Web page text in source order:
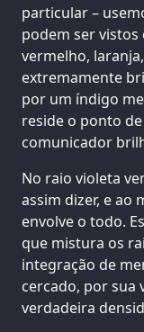
particular –
podem ser
vermelho,
extremamente
por um índigo
reside o ponto
comunicador
No raio violeta
assim dizer, e ao
envolve o todo.
que mistura os
integração de
cercado, por sua
verdadeira